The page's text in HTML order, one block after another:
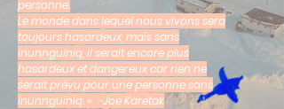
personne.
Le monde dans lequel nous vivons sera
toujours hasardeux, mais sans
inunnguiniq, il serait encore plus
hasardeux et dangereux car rien ne
serait prévu pour une personne sans
inunnguiniq. » -Joe Karetak